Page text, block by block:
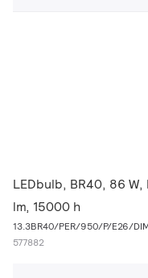
LEDbulb, BR40, 86
lm, 15000 h
13.3BR40/PER/950/P/E26/
577882